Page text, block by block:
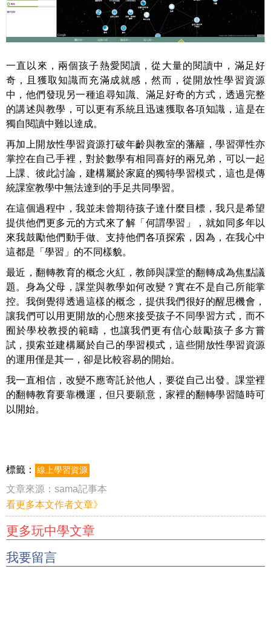
一直以來，兩個孩子熱愛閱讀，從大量的閱讀中，滿足好
奇，且獲取知識而充滿成就感，然而，從開放性學習資源
中，他們發現另一種追尋知識、滿足好奇的方式，透過完整
的講述與教學，可以更有系統且迅速獲取各項知識，這是在
獨自閱讀中難以達成。
再加上 開放性學習資源打破年齡與教室的藩籬，學習彈性亦
掌控在自己手裡，對於數學有相同喜好的兩兄弟，可以一起
上課、彼此討論，建構屬於家庭的獨特學習模式，這也是傳
統課室教學中無法達到的手足共同學習。
在這個過程中，我並未曾期待孩子達什麼目標，我只是希望
提供他們更多元的方式來了解「何謂學習」，就如同多年以
來我鼓勵他們動手做、支持他們各項探索，因為，在我心中
這都是「學習」的不同樣貌。
最近，翻轉教育的概念火紅，教師與課堂的翻轉成為焦點議
題。身為父母，課堂與教學如何改變？實在不是自己所能掌
控。我倒覺得透過這樣的概念，提供我們很好的醒思機會，
讓我們可以用更開放的心態來接受孩子不同學習方式，而不
囿於學校教授的範疇，也讓我們更有信心鼓勵孩子多方嘗
試，摸索並建構屬於自己的學習模式，這些開放性學習資源
的運用僅是其一，卻是比較容易的開始。
我一直相信，改變不應寄託於他人，要從自己出發。課堂裡
的翻轉教育要靠機運，但只要願意，家裡的翻轉學習隨時可
以開始。
標籤： 線上學習資源
文章來源： sama記事本
看更多本文作者文章》
更多玩中學文章
我要留言